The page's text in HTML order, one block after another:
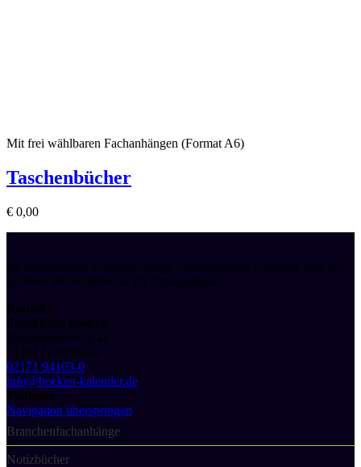
Mit frei wählbaren Fachanhängen (Format A6)
Taschenbücher
€ 0,00
Ihr individueller Kalenderverlag! Personalisierte Kalender sind das
perfekte Werbemittel für Ihr Unternehmen.
Kontakt
druckhaus boeken
Bürgerbuschweg 48
51381 Leverkusen
02171 94103-0
info@boeken-kalender.de
Toplinks
Navigation überspringen
Branchenfachanhänge
Notizbücher